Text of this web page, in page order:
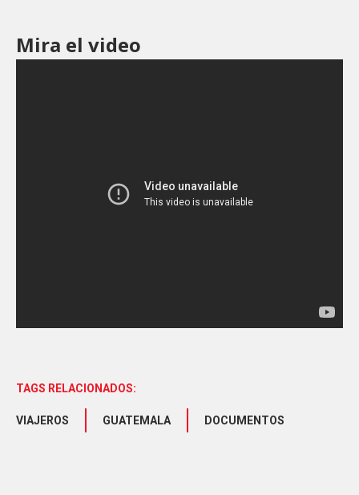
Mira el video
TAGS RELACIONADOS:
VIAJEROS GUATEMALA DOCUMENTOS